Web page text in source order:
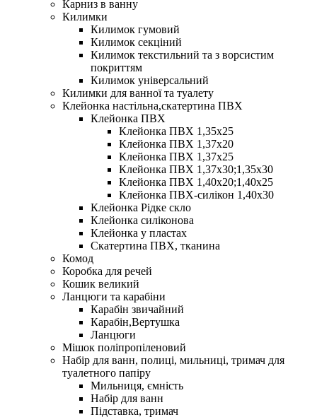
Карниз в ванну
Килимки
Килимок гумовий
Килимок секціний
Килимок текстильний та з ворсистим
покриттям
Килимок універсальний
Килимки для ванної та туалету
Клейонка настільна,скатертина ПВХ
Клейонка ПВХ
Клейонка ПВХ 1,35х25
Клейонка ПВХ 1,37х20
Клейонка ПВХ 1,37х25
Клейонка ПВХ 1,37х30;1,35х30
Клейонка ПВХ 1,40х20;1,40х25
Клейонка ПВХ-силікон 1,40х30
Клейонка Рідке скло
Клейонка силіконова
Клейонка у пластах
Скатертина ПВХ, тканина
Комод
Коробка для речей
Кошик великий
Ланцюги та карабіни
Карабін звичайний
Карабін,Вертушка
Ланцюги
Мішок поліпропіленовий
Набір для ванн, полиці, мильниці, тримач для
туалетного папіру
Мильниця, ємність
Набір для ванн
Підставка, тримач